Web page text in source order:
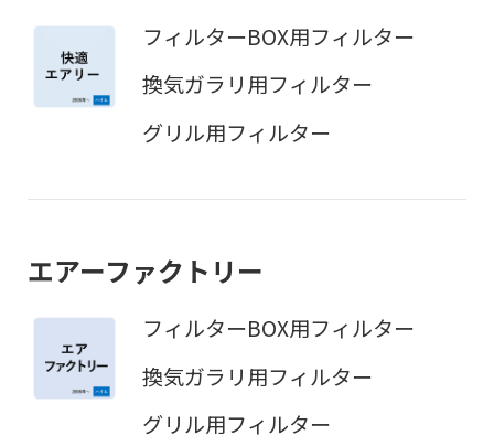
フィルターBOX用フィルター
換気ガラリ用フィルター
グリル用フィルター
エアーファクトリー
フィルターBOX用フィルター
換気ガラリ用フィルター
グリル用フィルター